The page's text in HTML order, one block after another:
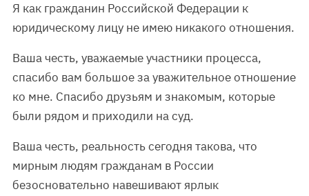
Я как гражданин Российской Федерации к
юридическому лицу не имею никакого отношения.
Ваша честь, уважаемые участники процесса,
спасибо вам большое за уважительное отношение
ко мне. Спасибо друзьям и знакомым, которые
были рядом и приходили на суд.
Ваша честь, реальность сегодня такова, что
мирным людям гражданам в России
безосновательно навешивают ярлык